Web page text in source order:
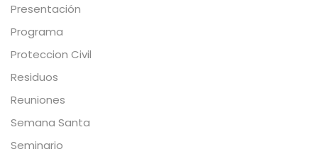
Presentación
Programa
Proteccion Civil
Residuos
Reuniones
Semana Santa
Seminario